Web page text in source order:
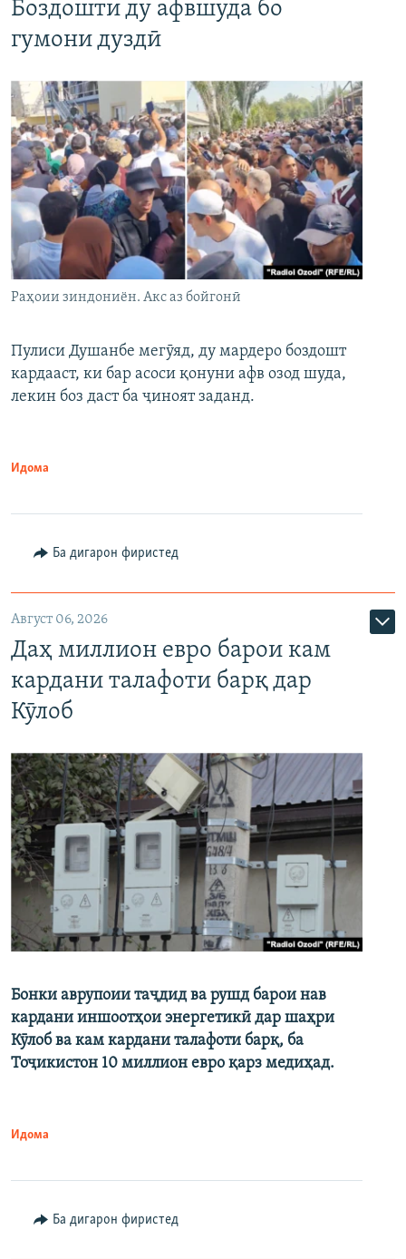
Боздошти ду афвшуда бо
гумони дуздӣ
Раҳоии зиндониён. Акс аз бойгонӣ
Пулиси Душанбе мегӯяд, ду мардеро боздошт
кардааст, ки бар асоси қонуни афв озод шуда,
лекин боз даст ба ҷиноят заданд.
Идома
Ба дигарон фиристед
Август 06, 2026
Даҳ миллион евро барои кам
кардани талафоти барқ дар
Кӯлоб
Бонки аврупоии таҷдид ва рушд барои нав
кардани иншоотҳои энергетикӣ дар шаҳри
Кӯлоб ва кам кардани талафоти барқ, ба
Тоҷикистон 10 миллион евро қарз медиҳад.
Идома
Ба дигарон фиристед